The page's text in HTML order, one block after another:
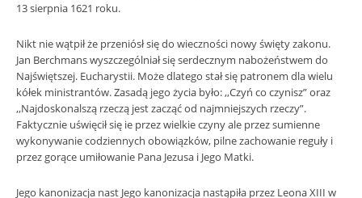
13 sierpnia 1621 roku.
Nikt nie wątpił że przeniósł się do wieczności nowy święty zakonu.
Jan Berchmans wyszczególniał się serdecznym nabożeństwem do
Najświętszej. Eucharystii. Może dlatego stał się patronem dla wielu
kółek ministrantów. Zasadą jego życia było: ,,Czyń co czynisz” oraz
,,Najdoskonalszą rzeczą jest zacząć od najmniejszych rzeczy”.
Faktycznie uświęcił się ie przez wielkie czyny ale przez sumienne
wykonywanie codziennych obowiązków, pilne zachowanie reguły i
przez gorące umiłowanie Pana Jezusa i Jego Matki.
Jego kanonizacja nast Jego kanonizacja nastąpiła przez Leona XIII w